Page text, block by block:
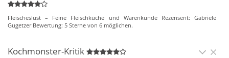
Fleischeslust – Feine Fleischküche und Warenkunde Rezensent:Gabriele
Gugetzer Bewertung: 5 Sterne von 6 möglichen.
Kochmonster-Kritik